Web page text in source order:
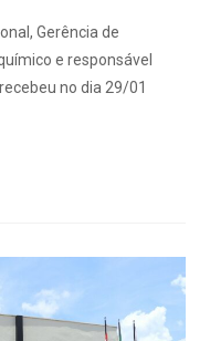
Gerência de
e responsável
no dia 29/01